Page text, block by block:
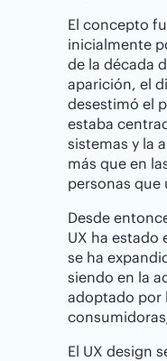
El concepto
inicialmente
de la década
aparición, el
desestimó el
estaba
sistemas y la
más que en
personas que
Desde
UX ha estado
se ha
siendo en la
adoptado por
El UX design